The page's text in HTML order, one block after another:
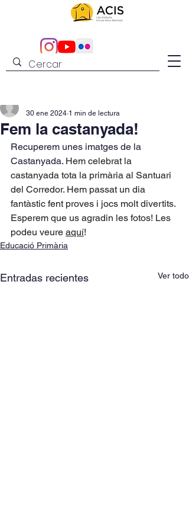
Fem la castanyada!
30 ene 2024 1 min de lectura
Recuperem unes imatges de la
Castanyada. Hem celebrat la
castanyada tota la primària al Santuari
del Corredor. Hem passat un dia
fantàstic fent proves i jocs molt divertits.
Esperem que us agradin les fotos! Les
podeu veure aquí!
Educació Primària
Entradas recientes Ver todo